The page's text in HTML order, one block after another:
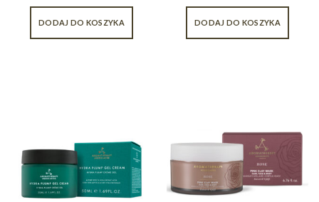
DODAJ DO KOSZYKA DODAJ DO KOSZYKA